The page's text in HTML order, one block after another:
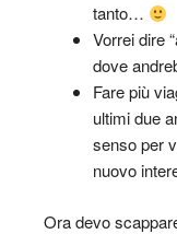
tanto…
Vorrei dire
dove
Fare più
ultimi due
senso per
nuovo
Ora devo